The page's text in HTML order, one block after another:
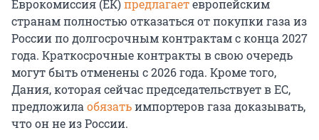
Еврокомиссия (ЕК)предлагаетевропейским
странам полностью отказаться от покупки газа из
России по долгосрочным контрактам с конца 2027
года. Краткосрочные контракты в свою очередь
могут быть отменены с 2026 года. Кроме того,
Дания, которая сейчас председательствует в ЕС,
предложила обязатьимпортеров газа доказывать,
что он не из России.